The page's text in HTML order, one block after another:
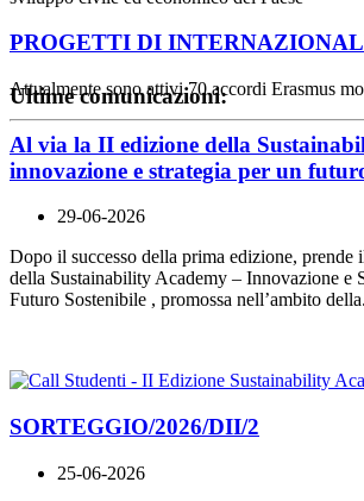
PROGETTI DI
Attualmente sono attivi 70 accordi Erasmus
Ultime comunicazioni:
Al via la II edizione della
innovazione e strategia per un
29-06-2026
Dopo il successo della prima edizione,
della Sustainability Academy – Innovazione e
Futuro Sostenibile , promossa nell’ambito
SORTEGGIO/2026/DII/2
25-06-2026